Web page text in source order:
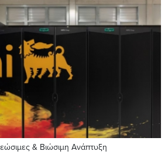
& Βιώσιμη Ανάπτυξη